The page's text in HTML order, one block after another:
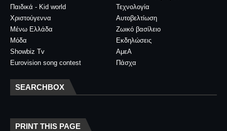
Παιδικά - Kid world
Τεχνολογία
Χριστούγεννα
Αυτοβελτίωση
Μένω Ελλάδα
Ζωικό βασίλειο
Μόδα
Εκδηλώσεις
Showbiz Tv
ΑμεΑ
Eurovision song contest
Πάσχα
SEARCHBOX
PRINT THIS PAGE